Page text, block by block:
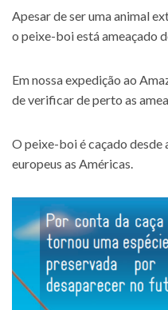
Apesar de ser uma animal
o peixe-boi está ameaçado
Em nossa expedição ao
de verificar de perto as
O peixe-boi é caçado desde
europeus as Américas.